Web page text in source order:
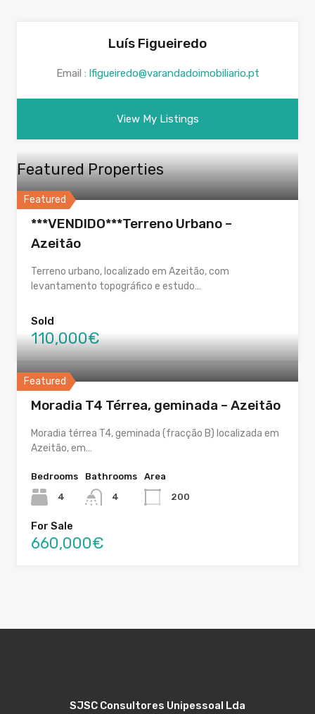
Luís Figueiredo
Email : lfigueiredo@varandadoimobiliario.pt
View My Listings
Featured Properties
Featured
***VENDIDO***Terreno Urbano –
Azeitão
Terreno urbano, localizado em Azeitão, com
levantamento topográfico e estudo…
Sold
110,000€
Featured
Moradia T4 Térrea, geminada – Azeitão
Moradia térrea T4, geminada (fracção B) localizada em
Azeitão, em…
Bedrooms
4
Bathrooms
4
Area
200
For Sale
660,000€
SJSC Consultores Unipessoal Lda